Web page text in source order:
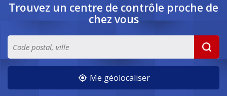
Trouvez un centre de contrôle proche de
chez vous
Me géolocaliser